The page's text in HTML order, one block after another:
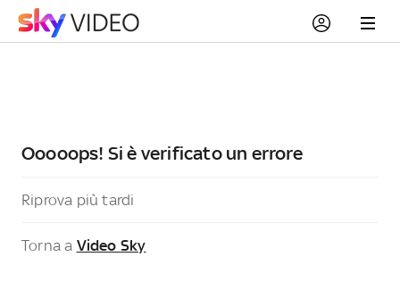
Ooooops! Si è verificato un errore
Riprova più tardi
Torna a Video Sky